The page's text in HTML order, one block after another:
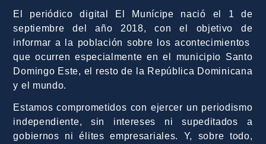
El periódico digital El Munícipe nació el 1 de
septiembre del año 2018, con el objetivo de
informar a la población sobre los acontecimientos
que ocurren especialmente en el municipio Santo
Domingo Este, el resto de la República Dominicana
y el mundo.
Estamos comprometidos con ejercer un periodismo
independiente, sin intereses ni supeditados a
gobiernos ni élites empresariales. Y, sobre todo,